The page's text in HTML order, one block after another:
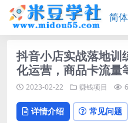
抖音小店实战落地训
化运营，商品卡流量
2023-02-22 赚钱项目
详情介绍 常见问题